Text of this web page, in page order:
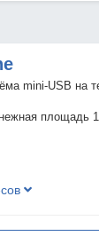
mini-USB на
площадь